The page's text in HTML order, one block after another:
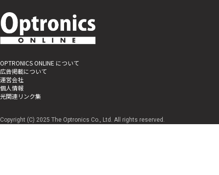
OPTRONICS ONLINE について
広告掲載について
運営会社
個人情報
光関連リンク集
Copyright (C) 2025 The Optronics Co., Ltd. All rights reserved.